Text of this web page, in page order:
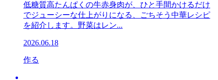
低糖質高たんぱくの牛赤身肉が、ひと手間かけるだけ
でジューシーな仕上がりになる、ごちそう中華レシピ
を紹介します。野菜はレン...
2026.06.18
作る